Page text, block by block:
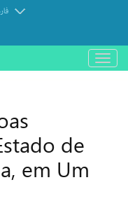
باز
و
de
em Um